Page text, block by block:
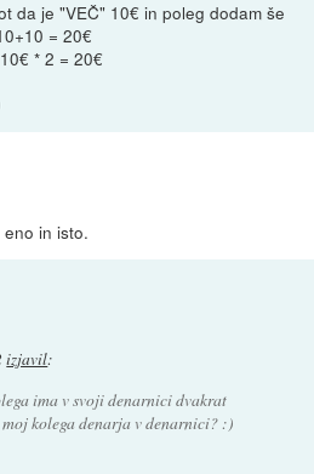
da je "VEČ" 10€ in poleg dodam še
= 20€
* 2 = 20€
in isto.
izjavil:
ima v svoji denarnici dvakrat
kolega denarja v denarnici? :)